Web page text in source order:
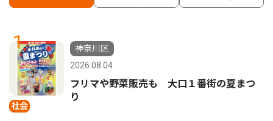
1
社会
神奈川区
2026.08.04
フリマや野菜販売も 大口１番街の夏まつ
り